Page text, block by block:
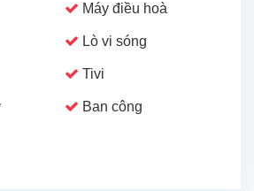
Máy điều hoà
Lò vi sóng
Tivi
Ban công